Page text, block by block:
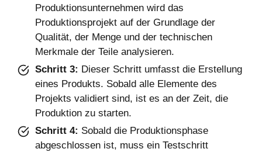
Produktionsunternehmen wird das
Produktionsprojekt auf der Grundlage der
Qualität, der Menge und der technischen
Merkmale der Teile analysieren.
Schritt 3: Dieser Schritt umfasst die Erstellung
eines Produkts. Sobald alle Elemente des
Projekts validiert sind, ist es an der Zeit, die
Produktion zu starten.
Schritt 4: Sobald die Produktionsphase
abgeschlossen ist, muss ein Testschritt